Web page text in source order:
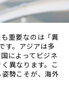
重要なのは「異
す。アジアは多
によってビジネ
異なります。こ
勢こそが、海外